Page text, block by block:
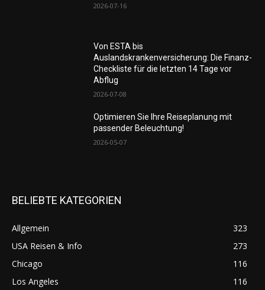
2026-07-16
Von ESTA bis
Auslandskrankenversicherung: Die Finanz-
Checkliste für die letzten 14 Tage vor
Abflug
2026-07-08
Optimieren Sie Ihre Reiseplanung mit
passender Beleuchtung!
2026-05-07
BELIEBTE KATEGORIEN
Allgemein
323
USA Reisen & Info
273
Chicago
116
Los Angeles
116